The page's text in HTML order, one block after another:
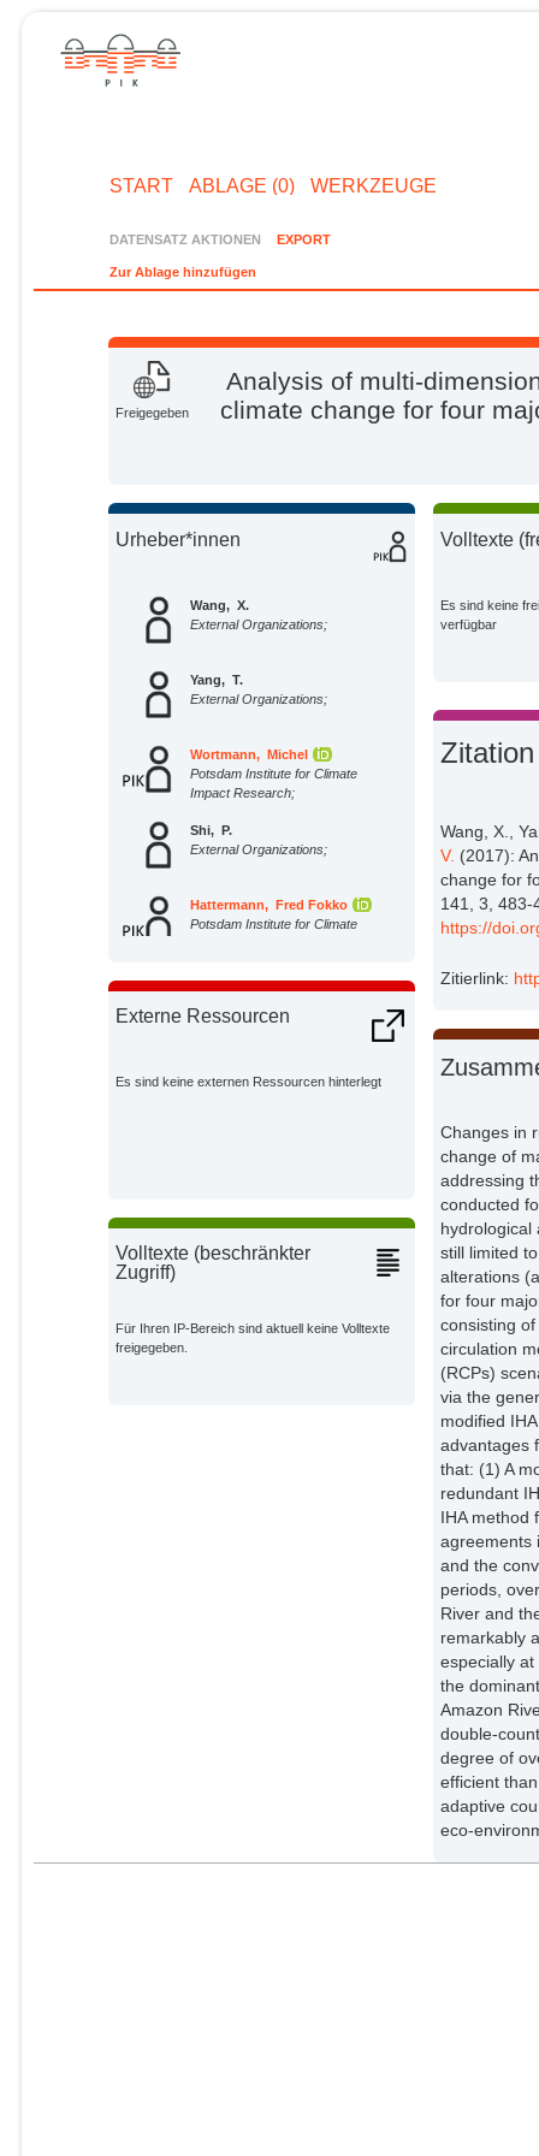
START ABLAGE (0) WERKZEUGE
DATENSATZ AKTIONEN EXPORT
Zur Ablage hinzufügen
Freigegeben
Analysis of multi-
climate change for four
Urheber*innen
Wang, X.
External Organizations;
Yang, T.
External Organizations;
Wortmann, Michel
Potsdam Institute for Climate
Impact Research;
Shi, P.
External Organizations;
Hattermann, Fred Fokko
Potsdam Institute for Climate
Lobanova, Anastasia
Impact Research;
Potsdam Institute for Climate
Externe Ressourcen
Es sind keine externen Ressourcen hinterlegt
Volltexte (beschränkter
Zugriff)
Für Ihren IP-Bereich sind aktuell keine Volltexte
freigegeben.
Volltexte
Es sind keine
verfügbar
Zitation
Wang, X.,
V. (2017):
change for
141, 3, 483-
https://
Zitierlink:
Changes in
change of
addressing
conducted
hydrological
still limited
alterations
for four
consisting
circulation
(RCPs)
via the
modified
advantages
that: (1) A
redundant
IHA method
agreements
and the
periods,
River and
remarkably
especially
the
Amazon
double-
degree of
efficient
adaptive
eco-